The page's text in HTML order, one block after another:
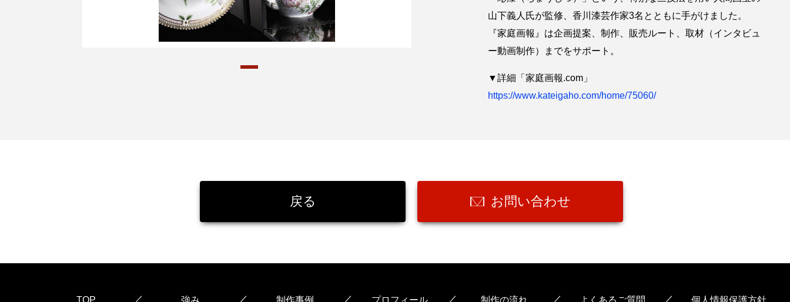
山下義人氏が監修、香川漆芸作家3名とともに手がけました。
『家庭画報』は企画提案、制作、販売ルート、取材（インタビュ
ー動画制作）までをサポート。
▼詳細「家庭画報.com」
https://www.kateigaho.com/home/75060/
お問い合わせ
戻る
TOP ／ 強み ／ 制作事例 ／ プロフィール ／ 制作の流れ ／ よくあるご質問 ／ 個人情報保護方針